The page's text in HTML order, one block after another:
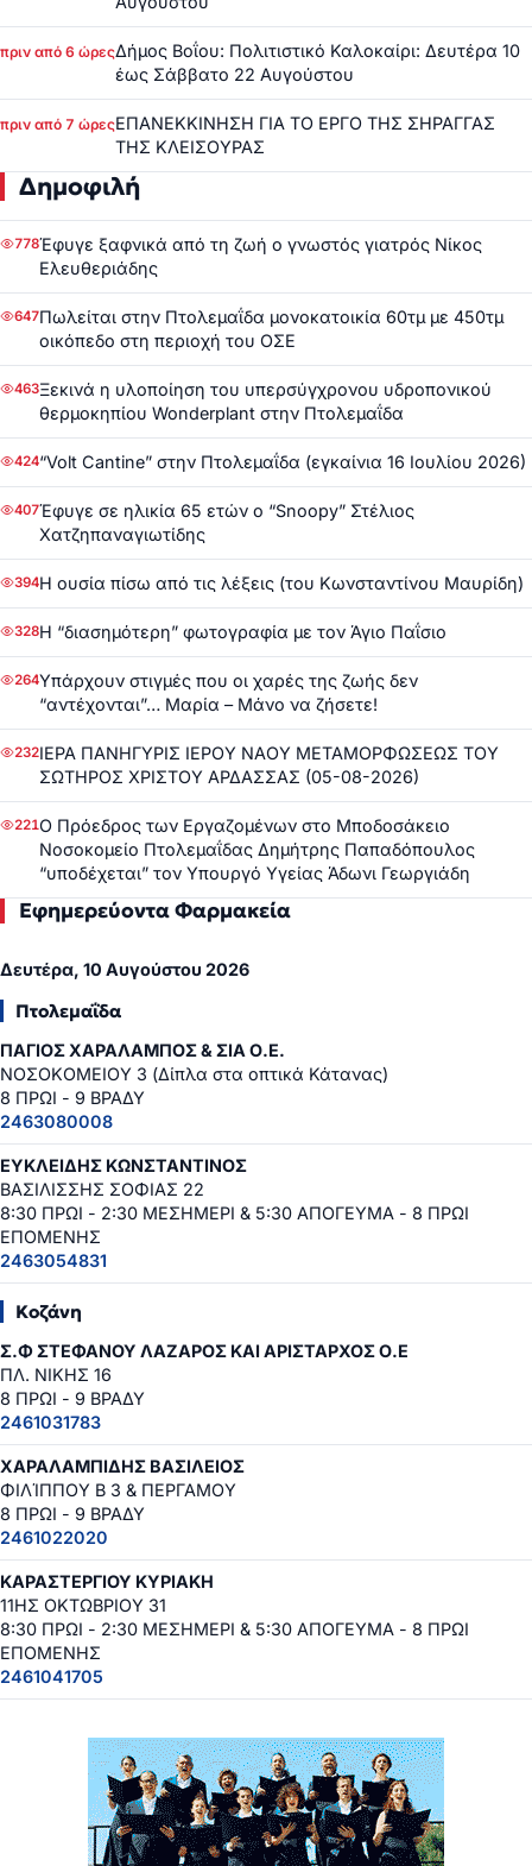
πριν από 6 ώρεςΔήμος Βοΐου: Πολιτιστικό Καλοκαίρι: Δευτέρα 10
έως Σάββατο 22 Αυγούστου
πριν από 7 ώρεςΕΠΑΝΕΚΚΙΝΗΣΗ ΓΙΑ ΤΟ ΕΡΓΟ ΤΗΣ ΣΗΡΑΓΓΑΣ
ΤΗΣ ΚΛΕΙΣΟΥΡΑΣ
Δημοφιλή
778Έφυγε ξαφνικά από τη ζωή ο γνωστός γιατρός Νίκος
Ελευθεριάδης
647Πωλείται στην Πτολεμαΐδα μονοκατοικία 60τμ με 450τμ
οικόπεδο στη περιοχή του ΟΣΕ
463Ξεκινά η υλοποίηση του υπερσύγχρονου υδροπονικού
θερμοκηπίου Wonderplant στην Πτολεμαΐδα
424“Volt Cantine” στην Πτολεμαΐδα (εγκαίνια 16 Ιουλίου 2026)
407Έφυγε σε ηλικία 65 ετών ο “Snoopy” Στέλιος
Χατζηπαναγιωτίδης
394Η ουσία πίσω από τις λέξεις (του Κωνσταντίνου Μαυρίδη)
328Η “διασημότερη” φωτογραφία με τον Άγιο Παΐσιο
264Υπάρχουν στιγμές που οι χαρές της ζωής δεν
“αντέχονται”… Μαρία – Μάνο να ζήσετε!
232ΙΕΡΑ ΠΑΝΗΓΥΡΙΣ ΙΕΡΟΥ ΝΑΟΥ ΜΕΤΑΜΟΡΦΩΣΕΩΣ ΤΟΥ
ΣΩΤΗΡΟΣ ΧΡΙΣΤΟΥ ΑΡΔΑΣΣΑΣ (05-08-2026)
221Ο Πρόεδρος των Εργαζομένων στο Μποδοσάκειο
Νοσοκομείο Πτολεμαΐδας Δημήτρης Παπαδόπουλος
“υποδέχεται” τον Υπουργό Υγείας Άδωνι Γεωργιάδη
Εφημερεύοντα Φαρμακεία
Δευτέρα, 10 Αυγούστου 2026
Πτολεμαΐδα
ΠΑΓΙΟΣ ΧΑΡΑΛΑΜΠΟΣ & ΣΙΑ Ο.Ε.
ΝΟΣΟΚΟΜΕΙΟΥ 3 (Δίπλα στα οπτικά Κάτανας)
8 ΠΡΩΙ - 9 ΒΡΑΔΥ
2463080008
ΕΥΚΛΕΙΔΗΣ ΚΩΝΣΤΑΝΤΙΝΟΣ
ΒΑΣΙΛΙΣΣΗΣ ΣΟΦΙΑΣ 22
8:30 ΠΡΩΙ - 2:30 ΜΕΣΗΜΕΡΙ & 5:30 ΑΠΟΓΕΥΜΑ - 8 ΠΡΩΙ
ΕΠΟΜΕΝΗΣ
2463054831
Κοζάνη
Σ.Φ ΣΤΕΦΑΝΟΥ ΛΑΖΑΡΟΣ ΚΑΙ ΑΡΙΣΤΑΡΧΟΣ Ο.Ε
ΠΛ. ΝΙΚΗΣ 16
8 ΠΡΩΙ - 9 ΒΡΑΔΥ
2461031783
ΧΑΡΑΛΑΜΠΙΔΗΣ ΒΑΣΙΛΕΙΟΣ
ΦΙΛΊΠΠΟΥ Β 3 & ΠΕΡΓΑΜΟΥ
8 ΠΡΩΙ - 9 ΒΡΑΔΥ
2461022020
ΚΑΡΑΣΤΕΡΓΙΟΥ ΚΥΡΙΑΚΗ
11ΗΣ ΟΚΤΩΒΡΙΟΥ 31
8:30 ΠΡΩΙ - 2:30 ΜΕΣΗΜΕΡΙ & 5:30 ΑΠΟΓΕΥΜΑ - 8 ΠΡΩΙ
ΕΠΟΜΕΝΗΣ
2461041705